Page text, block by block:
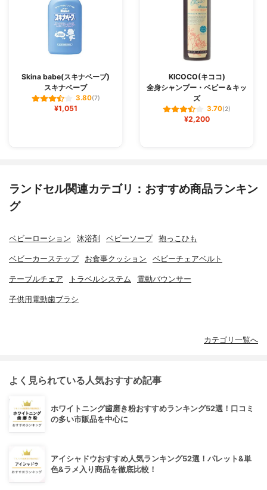
Skina babe(スキナベーブ)
スキナベーブ
3.80(7)
¥1,051
KICOCO(キココ)
全身シャンプー・ベビー＆キッ
ズ
3.70(2)
¥2,200
ランドセル関連カテゴリ：おすすめ商品ランキン
グ
ベビーローション 沐浴剤 ベビーソープ 抱っこひも
ベビーカーステップ お食事クッション ベビーチェアベルト
テーブルチェア トラベルシステム 電動バウンサー
子供用電動歯ブラシ
カテゴリ一覧へ
よく見られている人気おすすめ記事
ホワイトニング歯磨き粉おすすめランキング52選！口コミ
の多い市販品を中心に
アイシャドウおすすめ人気ランキング52選！パレット&単
色&ラメ入り商品を徹底比較！